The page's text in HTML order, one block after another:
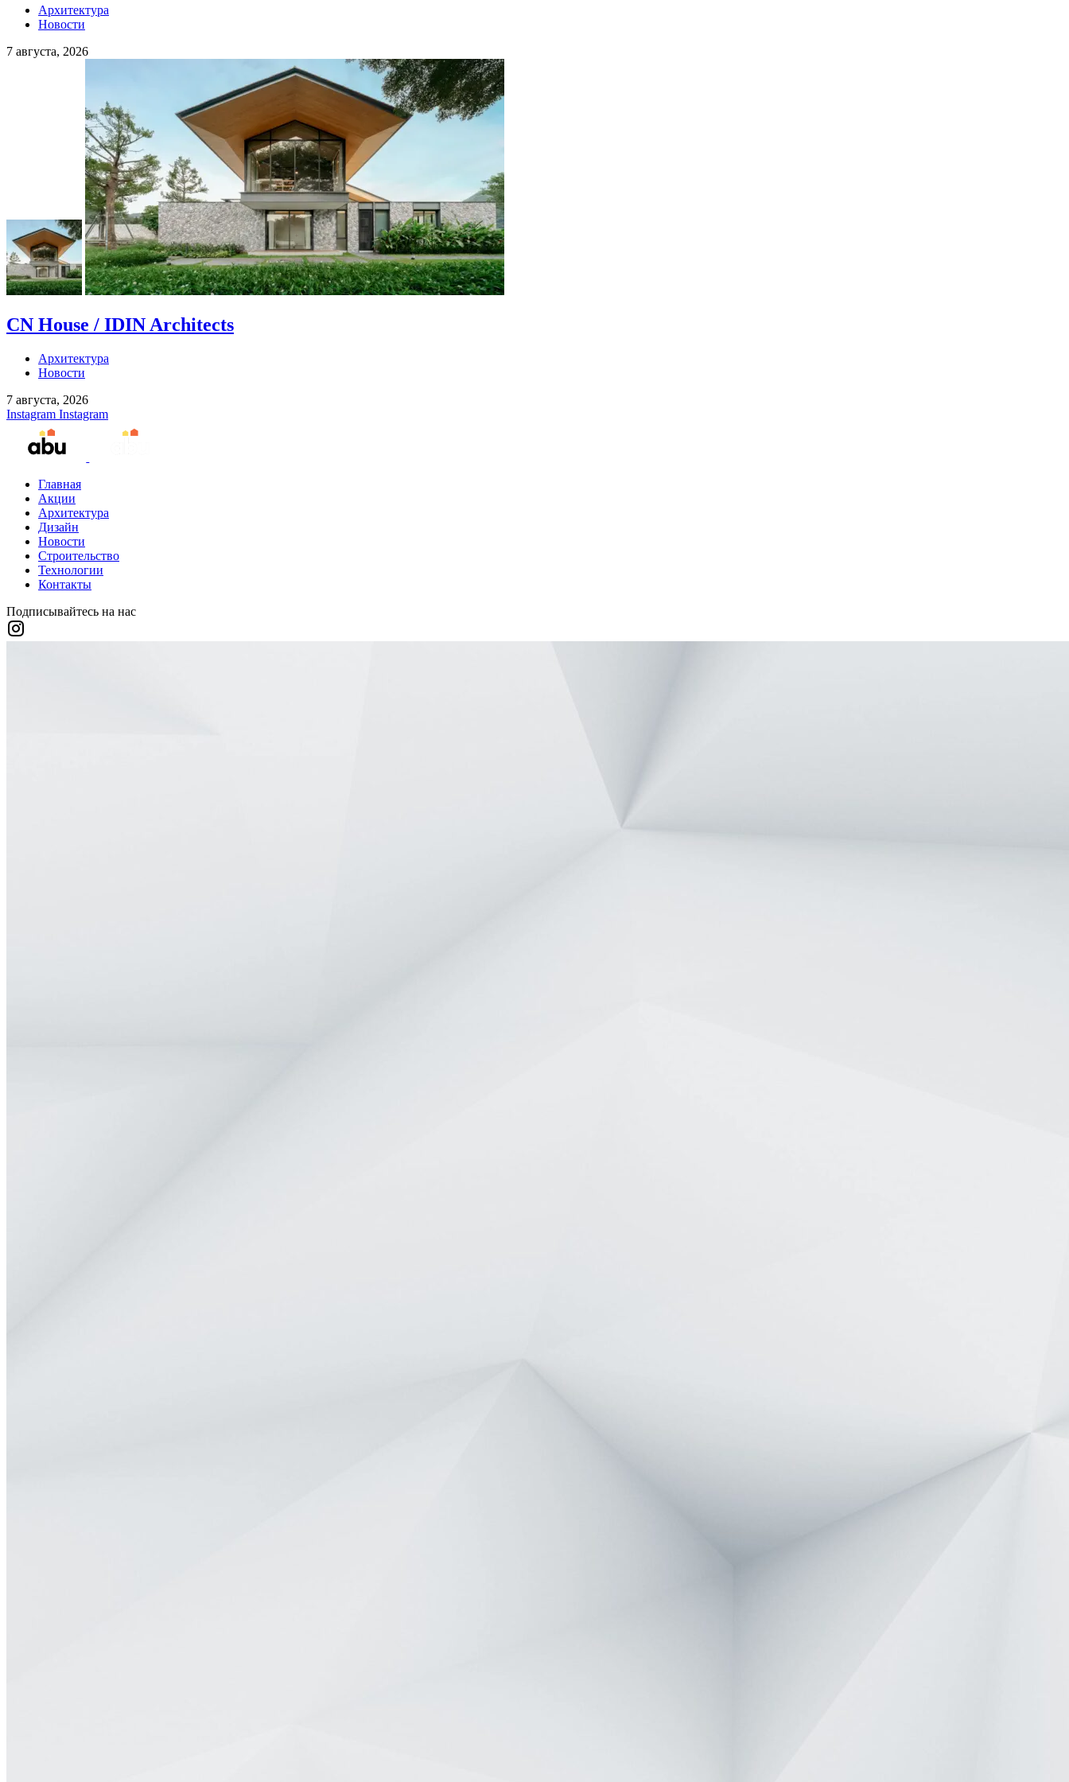
Архитектура
Новости
7 августа, 2026
CN House / IDIN Architects
Архитектура
Новости
7 августа, 2026
Instagram Instagram
Главная
Акции
Архитектура
Дизайн
Новости
Строительство
Технологии
Контакты
Подписывайтесь на нас